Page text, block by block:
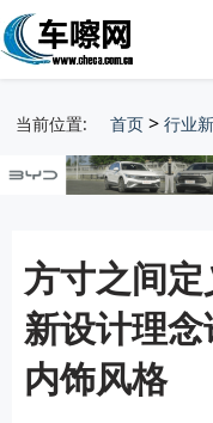
当前位置: 首页 > 行业
方寸之间定
新设计理
内饰风格